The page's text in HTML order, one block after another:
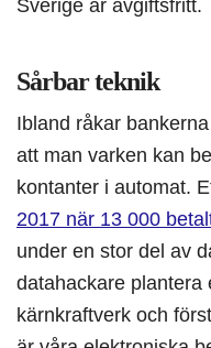
Sverige är avgiftsfritt.
Sårbar teknik
Ibland råkar
att man varken kan
kontanter i automat.
2017 när 13 000
under en stor del av
datahackare plantera
kärnkraftverk och